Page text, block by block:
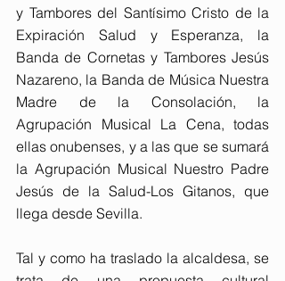
y Tambores del Santísimo Cristo de la
Expiración Salud y Esperanza, la
Banda de Cornetas y Tambores Jesús
Nazareno, la Banda de Música Nuestra
Madre de la Consolación, la
Agrupación Musical La Cena, todas
ellas onubenses, y a las que se sumará
la Agrupación Musical Nuestro Padre
Jesús de la Salud-Los Gitanos, que
llega desde Sevilla.
Tal y como ha traslado la alcaldesa, se